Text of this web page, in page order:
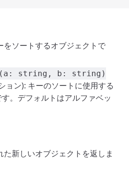
をソートするオブジェクトで
(a: string, b: string)
ョン): キーのソートに使用する
。デフォルトはアルファベッ
た新しいオブジェクトを返しま